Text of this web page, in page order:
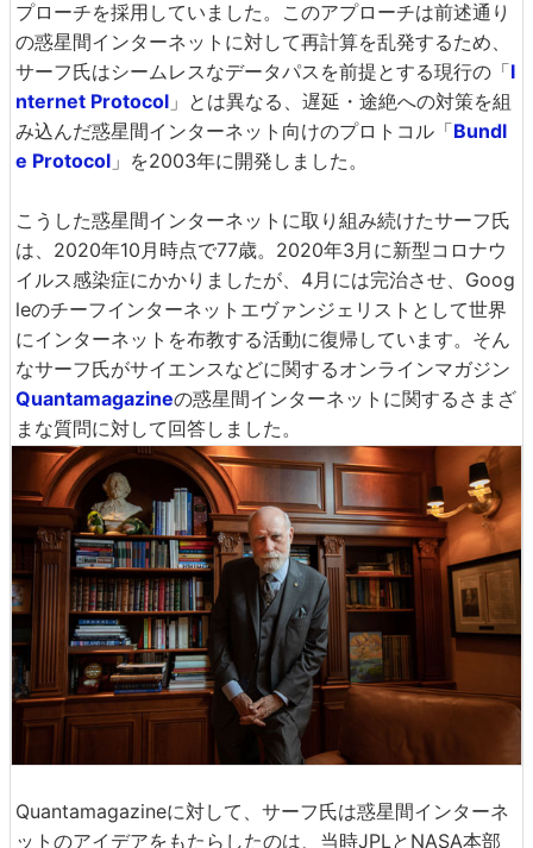
プローチを採用していました。このアプローチは前述通り
の惑星間インターネットに対して再計算を乱発するため、
サーフ氏はシームレスなデータパスを前提とする現行の「I
nternet Protocol 」とは異なる、遅延・途絶への対策を組
み込んだ惑星間インターネット向けのプロトコル「Bundl
e Protocol 」を2003年に開発しました。
こうした惑星間インターネットに取り組み続けたサーフ氏
は、2020年10月時点で77歳。2020年3月に新型コロナウ
イルス感染症にかかりましたが、4月には完治させ、Goog
leのチーフインターネットエヴァンジェリストとして世界
にインターネットを布教する活動に復帰しています。そん
なサーフ氏がサイエンスなどに関するオンラインマガジン
Quantamagazineの惑星間インターネットに関するさまざ
まな質問に対して回答しました。
Quantamagazineに対して、サーフ氏は惑星間インターネ
ットのアイデアをもたらしたのは、当時JPLとNASA本部